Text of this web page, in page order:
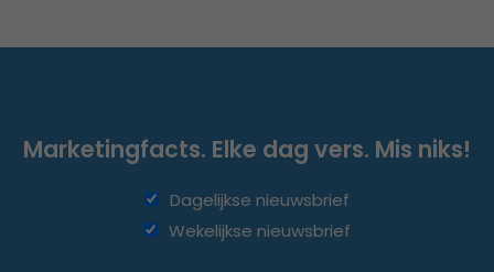
Marketingfacts. Elke dag vers. Mis niks!
Dagelijkse nieuwsbrief
Wekelijkse nieuwsbrief